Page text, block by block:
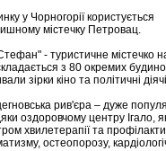
у Чорногорії користується
містечку Петровац.
- туристичне містечко
з 80 окремих
зірки кіно та політичні
рив'єра – дуже
оздоровчому центру Ігало,
хвилетерапії та
остеопорозу,